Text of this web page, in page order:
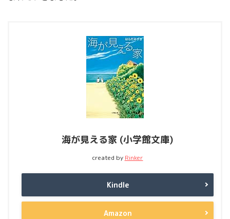
海が見える家 (小学館文庫)
created by Rinker
Kindle
Amazon